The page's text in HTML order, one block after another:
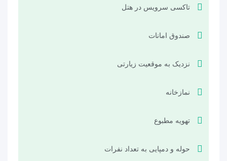
تاکسی سرویس در هتل
صندوق امانات
نزدیک به موقعیت زیارتی
نمازخانه
تهویه مطبوع
حوله و دمپایی به تعداد نفرات